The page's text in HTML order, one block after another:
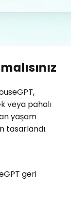
veya pahalı
yaşam
tasarlandı.
geri